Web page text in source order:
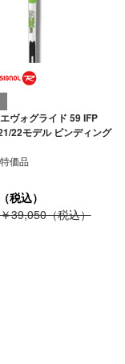
エヴォグライド 59 IFP
22モデル ビンディング
価品
税込）
39,050（税込）